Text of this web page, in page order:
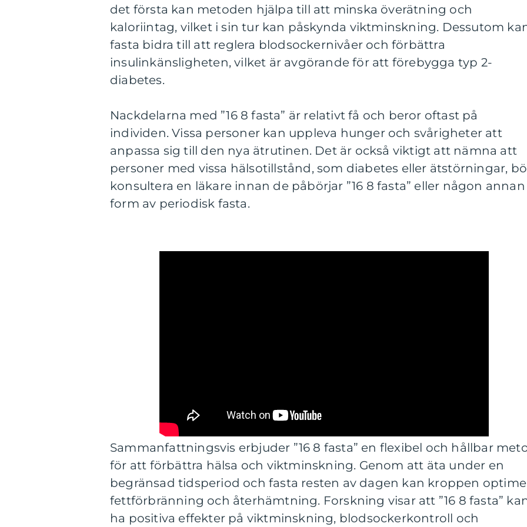
det första kan metoden hjälpa till att minska överätning och
kaloriintag, vilket i sin tur kan påskynda viktminskning. Dessutom
fasta bidra till att reglera blodsockernivåer och förbättra
insulinkänsligheten, vilket är avgörande för att förebygga typ 2-
diabetes.
Nackdelarna med ”16 8 fasta” är relativt få och beror oftast på
individen. Vissa personer kan uppleva hunger och svårigheter att
anpassa sig till den nya ätrutinen. Det är också viktigt att nämna att
personer med vissa hälsotillstånd, som diabetes eller ätstörningar,
konsultera en läkare innan de påbörjar ”16 8 fasta” eller någon annan
form av periodisk fasta.
Sammanfattningsvis erbjuder ”16 8 fasta” en flexibel och hållbar
för att förbättra hälsa och viktminskning. Genom att äta under en
begränsad tidsperiod och fasta resten av dagen kan kroppen
fettförbränning och återhämtning. Forskning visar att ”16 8 fasta”
ha positiva effekter på viktminskning, blodsockerkontroll och